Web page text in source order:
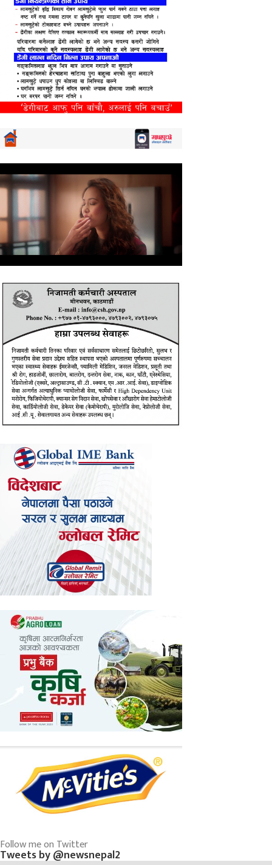
Follow me on Twitter
Tweets by @newsnepal2